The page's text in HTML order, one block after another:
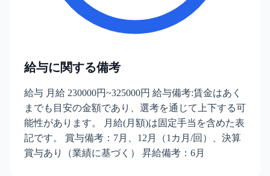
給与に関する備考
給与 月給 230000円~325000円 給与備考:賃金はあく
までも目安の金額であり、選考を通じて上下する可
能性があります。 月給(月額)は固定手当を含めた表
記です。 賞与備考：7月、12月（1カ月/回）、決算
賞与あり（業績に基づく） 昇給備考：6月